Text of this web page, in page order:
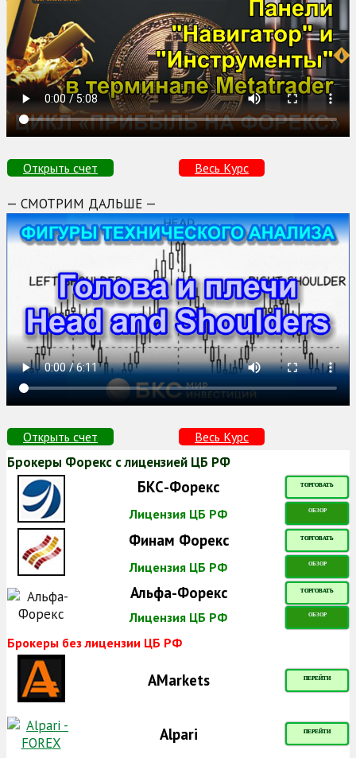
Открыть счет Весь Курс
— СМОТРИМ ДАЛЬШЕ —
Открыть счет Весь Курс
Брокеры Форекс с лицензией ЦБ РФ
БКС-Форекс ТОРГОВАТЬ
Лицензия ЦБ РФ ОБЗОР
Финам Форекс ТОРГОВАТЬ
Лицензия ЦБ РФ ОБЗОР
Альфа-Форекс ТОРГОВАТЬ
Лицензия ЦБ РФ ОБЗОР
Брокеры без лицензии ЦБ РФ
AMarkets ПЕРЕЙТИ
Alpari ПЕРЕЙТИ